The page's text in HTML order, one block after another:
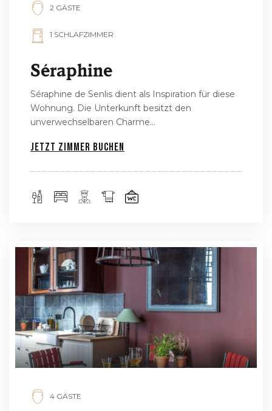
2 GÄSTE
1 SCHLAFZIMMER
Séraphine
Séraphine de Senlis dient als Inspiration für diese
Wohnung. Die Unterkunft besitzt den
unverwechselbaren Charme...
Jetzt Zimmer buchen
4 GÄSTE